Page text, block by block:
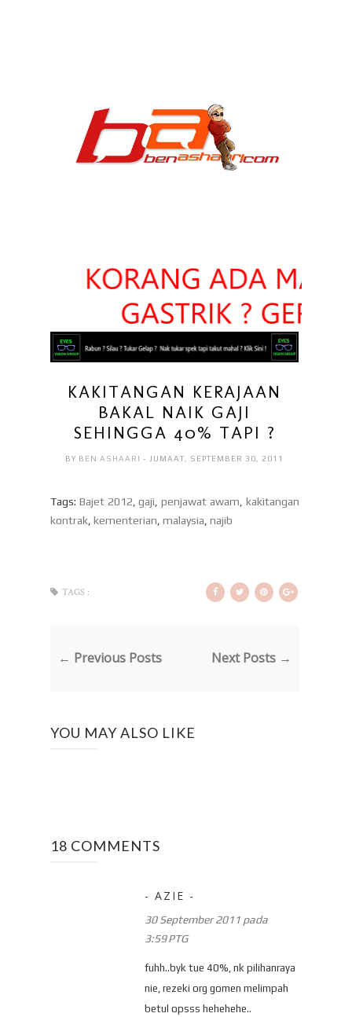
KAKITANGAN KERAJAAN
BAKAL NAIK GAJI
SEHINGGA 40% TAPI ?
BY BEN ASHAARI- JUMAAT, SEPTEMBER 30, 2011
Tags: Bajet 2012 ,gaji ,penjawat awam kakitangan
kontrak kementerian malaysia najib
TAGS :
← Previous Posts Next Posts →
YOU MAY ALSO LIKE
18 COMMENTS
- AZIE -
30 September 2011 pada
3:59 PTG
fuhh..byk tue 40%, nk pilihanraya
nie, rezeki org gomen melimpah
betul opsss hehehehe..